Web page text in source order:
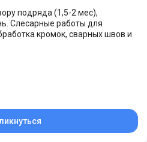
подряда (1,5-2 мес),
Слесарные работы для
кромок, сварных швов и